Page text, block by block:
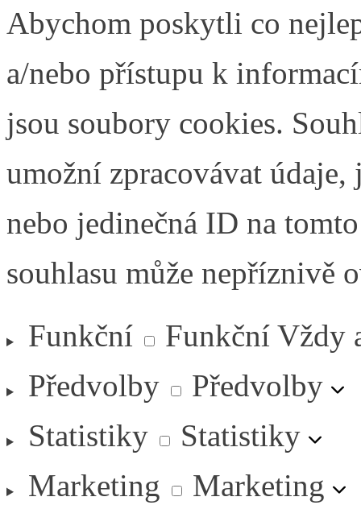
Abychom poskytli co
a/nebo přístupu k
jsou soubory cookies.
umožní zpracovávat
nebo jedinečná ID na
souhlasu může nepříznivě
Funkční
Funkční Vždy
Předvolby
Předvolby
Statistiky
Statistiky
Marketing
Marketing